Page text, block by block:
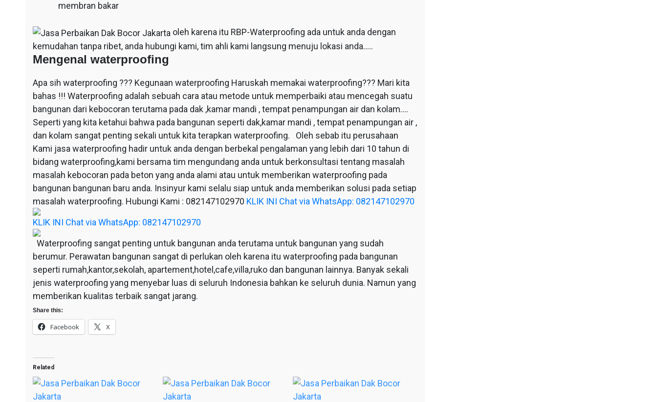
membran bakar
oleh karena itu RBP-Waterproofing ada untuk anda dengan
kemudahan tanpa ribet, anda hubungi kami, tim ahli kami langsung menuju lokasi anda…..
Mengenal waterproofing
Apa sih waterproofing ??? Kegunaan waterproofing Haruskah memakai waterproofing??? Mari kita
bahas !!! Waterproofing adalah sebuah cara atau metode untuk memperbaiki atau mencegah suatu
bangunan dari kebocoran terutama pada dak ,kamar mandi , tempat penampungan air dan kolam….
Seperti yang kita ketahui bahwa pada bangunan seperti dak,kamar mandi , tempat penampungan air ,
dan kolam sangat penting sekali untuk kita terapkan waterproofing. Oleh sebab itu perusahaan
Kami jasa waterproofing hadir untuk anda dengan berbekal pengalaman yang lebih dari 10 tahun di
bidang waterproofing,kami bersama tim mengundang anda untuk berkonsultasi tentang masalah
masalah kebocoran pada beton yang anda alami atau untuk memberikan waterproofing pada
bangunan bangunan baru anda. Insinyur kami selalu siap untuk anda memberikan solusi pada setiap
masalah waterproofing. Hubungi Kami : 082147102970 KLIK INI Chat via WhatsApp: 082147102970
KLIK INI Chat via WhatsApp: 082147102970
Waterproofing sangat penting untuk bangunan anda terutama untuk bangunan yang sudah
berumur. Perawatan bangunan sangat di perlukan oleh karena itu waterproofing pada bangunan
seperti rumah,kantor,sekolah, apartement,hotel,cafe,villa,ruko dan bangunan lainnya. Banyak sekali
jenis waterproofing yang menyebar luas di seluruh Indonesia bahkan ke seluruh dunia. Namun yang
memberikan kualitas terbaik sangat jarang.
Share this:
Facebook X
Related